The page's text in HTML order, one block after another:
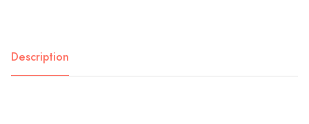
Description